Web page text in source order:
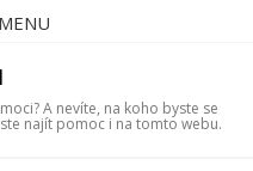
A nevíte, na koho byste se
najít pomoc i na tomto webu.